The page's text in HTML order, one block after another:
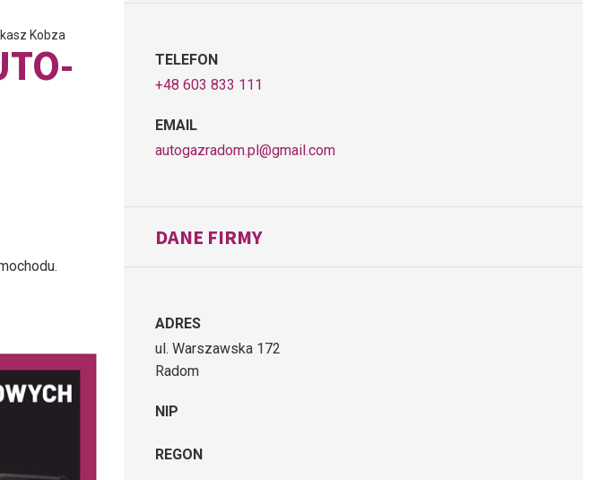
Kobza
TELEFON
+48 603 833 111
EMAIL
autogazradom.pl@gmail.com
DANE FIRMY
ADRES
ul. Warszawska 172
Radom
NIP
REGON